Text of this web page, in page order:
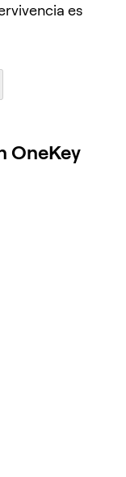
es
OneKey